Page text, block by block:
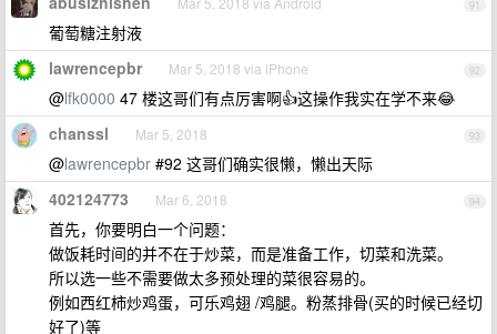
91
葡萄糖注射液
92
lawrencepbr Mar 5, 2018 via iPhone
@lfk0000 47 楼这哥们有点厉害啊👍这操作我实在学不来😂
93
chanssl Mar 5, 2018
@lawrencepbr #92 这哥们确实很懒，懒出天际
94
402124773 Mar 6, 2018
首先，你要明白一个问题：
做饭耗时间的并不在于炒菜，而是准备工作，切菜和洗菜。
所以选一些不需要做太多预处理的菜很容易的。
例如西红柿炒鸡蛋，可乐鸡翅 /鸡腿。粉蒸排骨(买的时候已经切
好了)等